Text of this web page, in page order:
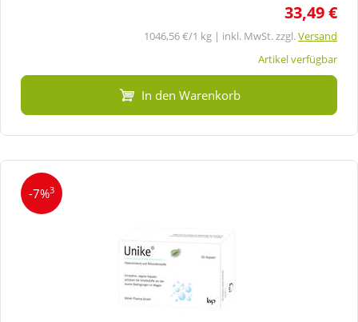
33,49 €
1046,56 €/1 kg | inkl. MwSt. zzgl.Versand
Artikel verfügbar
In den Warenkorb
-7%3